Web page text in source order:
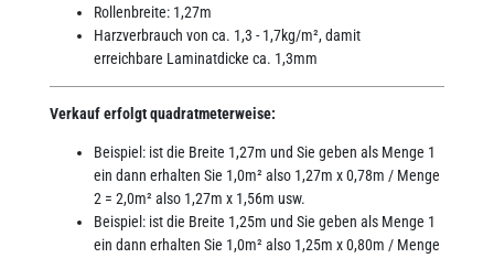
Rollenbreite: 1,27m
Harzverbrauch von ca. 1,3 - 1,7kg/m², damit
erreichbare Laminatdicke ca. 1,3mm
Verkauf erfolgt quadratmeterweise:
Beispiel: ist die Breite 1,27m und Sie geben als Menge 1
ein dann erhalten Sie 1,0m² also 1,27m x 0,78m / Menge
2 = 2,0m² also 1,27m x 1,56m usw.
Beispiel: ist die Breite 1,25m und Sie geben als Menge 1
ein dann erhalten Sie 1,0m² also 1,25m x 0,80m / Menge